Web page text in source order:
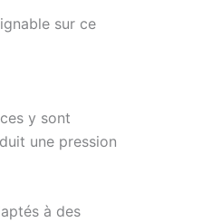
sur ce
y sont
une pression
à des